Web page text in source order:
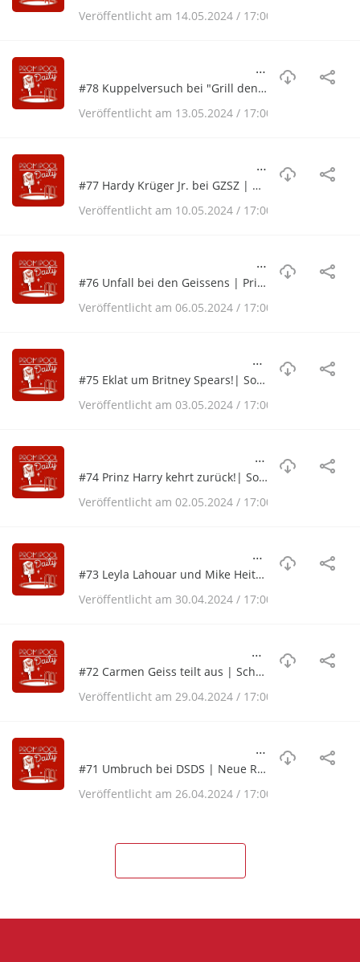
Veröffentlicht am 14.05.2024 / 17:00
#78 Kuppelversuch bei "Grill den Henssler" | Oliver Pocher ganz zahm | Hochzeit bei Michelle?| Pikante Beichte im Fernsehgarten| Es geht rund im Sommer-Dschungelcamp
#78 Kuppelversuch bei "Grill den Henssler" | Oliver Pocher ganz zahm | Hochzeit bei Michelle?| Pikante Beichte im Fernsehgarten| Es geht rund im Sommer-Dschungelcamp
Veröffentlicht am 13.05.2024 / 17:00
#77 Hardy Krüger Jr. bei GZSZ | Oliver Pocher über seine Mutter | Gesundheitsschock bei "The Kardashians"
#77 Hardy Krüger Jr. bei GZSZ | Oliver Pocher über seine Mutter | Gesundheitsschock bei "The Kardashians"
Veröffentlicht am 10.05.2024 / 17:00
#76 Unfall bei den Geissens | Prinzessin Kate braucht eine Pause | Andrea Kiewel mit 2 Problemen | Zarrella Show im Quotentief
#76 Unfall bei den Geissens | Prinzessin Kate braucht eine Pause | Andrea Kiewel mit 2 Problemen | Zarrella Show im Quotentief
Veröffentlicht am 06.05.2024 / 17:00
#75 Eklat um Britney Spears!| Sorgen Heinz Hoenig| Prinzessin Charlotte ehrt ihre Urgroßmutter |Trauriger Abschied bei Let's Dance
#75 Eklat um Britney Spears!| Sorgen Heinz Hoenig| Prinzessin Charlotte ehrt ihre Urgroßmutter |Trauriger Abschied bei Let's Dance
Veröffentlicht am 03.05.2024 / 17:00
#74 Prinz Harry kehrt zurück!| Sorgen bei Laura Maria Rypa| Mike Heiter schwärmt von Leyla Lahouar | Angriff auf ehemalige Dschungelcamperin| Beendet Mickie Krause seine Karriere?
#74 Prinz Harry kehrt zurück!| Sorgen bei Laura Maria Rypa| Mike Heiter schwärmt von Leyla Lahouar | Angriff auf ehemalige Dschungelcamperin| Beendet Mickie Krause seine Karriere?
Veröffentlicht am 02.05.2024 / 17:00
#73 Leyla Lahouar und Mike Heiter teilen große News| Neues von Prinzessin Kate | Intime Einblicke bei GNTM | Ines Klein auf Wolke 7| König Charles III. ist zurück
#73 Leyla Lahouar und Mike Heiter teilen große News| Neues von Prinzessin Kate | Intime Einblicke bei GNTM | Ines Klein auf Wolke 7| König Charles III. ist zurück
Veröffentlicht am 30.04.2024 / 17:00
#72 Carmen Geiss teilt aus | Schock für Oliver Pocher | Prinz Harry kehrt zurück nach Hause | Update von Silvia Wollny | Diese Stars dürfen Günther Jauch duzen
#72 Carmen Geiss teilt aus | Schock für Oliver Pocher | Prinz Harry kehrt zurück nach Hause | Update von Silvia Wollny | Diese Stars dürfen Günther Jauch duzen
Veröffentlicht am 29.04.2024 / 17:00
#71 Umbruch bei DSDS | Neue Regel bei "Let's Dance" | William entschuldigt sich bei Kate | "Bares für Rares": Unterschlagung | Leyla Lahouars Gesichts-Fan-Frage
#71 Umbruch bei DSDS | Neue Regel bei "Let's Dance" | William entschuldigt sich bei Kate | "Bares für Rares": Unterschlagung | Leyla Lahouars Gesichts-Fan-Frage
Veröffentlicht am 26.04.2024 / 17:00